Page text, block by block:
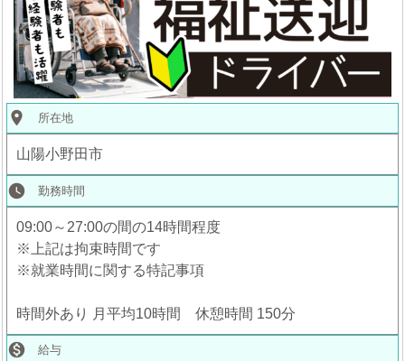
place 所在地
山陽小野田市
watch_later 勤務時間
09:00～27:00の間の14時間程度
※上記は拘束時間です
※就業時間に関する特記事項
時間外あり 月平均10時間 休憩時間 150分
 給与